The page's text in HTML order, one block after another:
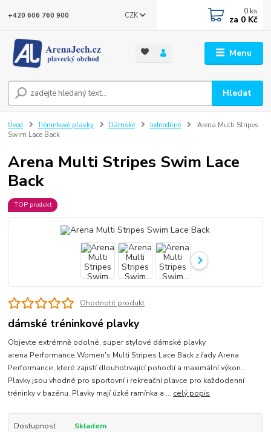
Menu
CZK
Hledat
+420 606 760 900 0 ks
za 0 Kč
Úvod Tréninkové plavky Dámské Jednodílné
Arena Multi Stripes
Swim Lace Back
Arena Multi Stripes Swim Lace
Back
TOP produkt
Ohodnotit produkt
dámské tréninkové plavky
Objevte extrémně odolné, super stylové dámské plavky
arena Performance Women's Multi Stripes Lace Back z řady Arena
Performance, které zajistí dlouhotrvající pohodlí a maximální výkon..
Plavky jsou vhodné pro sportovní i rekreační plavce pro každodenní
tréninky v bazénu. Plavky mají úzké ramínka a ... celý popis
Dostupnost
Skladem